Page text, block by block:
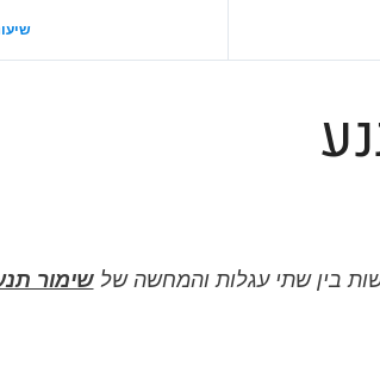
בין שתי עגלות והמחשה שלשימור